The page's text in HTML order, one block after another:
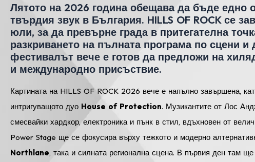
Лятото на 2026 година обещава да бъде едно
твърдия звук в България. HILLS OF ROCK се
юли, за да превърне града в притегателна
разкриването на пълната програма по сцени
фестивалът вече е готов да предложи на
и международно присъствие.
Картината на HILLS OF ROCK 2026 вече е напълно завършена,
интригуващото дуо House of Protection. Музикантите от Лос
смесвайки хардкор, електроника и пънк в стил, вдъхновен от
Power Stage ще се фокусира върху тежкото и модерно
Northlane, така и силната регионална сцена. В първия ден там ще